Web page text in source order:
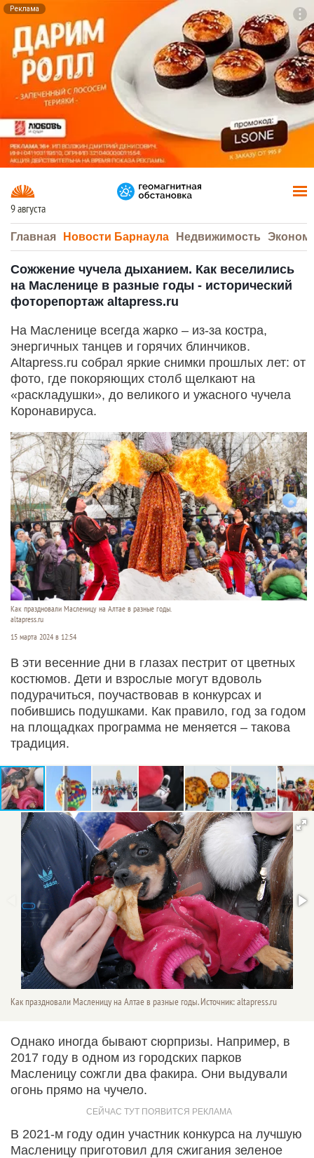
Реклама
9 августа
Главная Новости Барнаула Недвижимость
Сожжение чучела дыханием. Как веселились
на Масленице в разные годы - исторический
фоторепортаж altapress.ru
На Масленице всегда жарко – из-за костра,
энергичных танцев и горячих блинчиков.
Altapress.ru собрал яркие снимки прошлых лет: от
фото, где покоряющих столб щелкают на
«раскладушки», до великого и ужасного чучела
Коронавируса.
Как праздновали Масленицу на Алтае в разные годы.
altapress.ru
15 марта 2024 в 12:54
В эти весенние дни в глазах пестрит от цветных
костюмов. Дети и взрослые могут вдоволь
подурачиться, поучаствовав в конкурсах и
побившись подушками. Как правило, год за годом
на площадках программа не меняется – такова
традиция.
Как праздновали Масленицу на Алтае в разные годы. Источник: altapress.ru
Однако иногда бывают сюрпризы. Например, в
2017 году в одном из городских парков
Масленицу сожгли два факира. Они выдували
огонь прямо на чучело.
В 2021-м году один участник конкурса на лучшую
Масленицу приготовил для сжигания зеленое